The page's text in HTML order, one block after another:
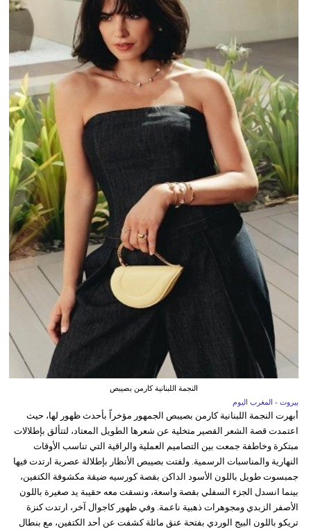
النجمة اللبنانية كارمن بصيبص
بيروت - المغرب اليوم
أبهرت النجمة اللبنانية كارمن بصيبص الجمهور مؤخراً بأحدث ظهور لها، حيث
اعتمدت قصة الشعر القصير متخلية عن شعرها الطويل المعتاد، لتتألق بإطلالات
مبتكرة وخاطفة جمعت بين التصاميم العملية والراقية التي تناسب الأوقات
النهارية والمناسبات الرسمية. ولفتت بصيبص الأنظار بإطلالة عصرية ارتدت فيها
جمبسوت طويل باللون الأسود الداكن بقصة كورسيه ضيقة مكشوفة الكتفين،
بينما انسدل الجزء السفلي بقصة واسعة، ونسقت معه حقيبة يد صغيرة باللون
الأصفر الزبدي ومجوهرات ذهبية ناعمة. وفي ظهور كاجوال آخر، ارتدت كنزة
تريكو باللون البيج الوردي بفتحة عنق مائلة كشفت عن أحد الكتفين، مع بنطال